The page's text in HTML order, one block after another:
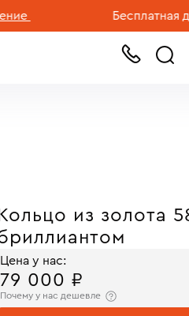
Бесплатная
Кольцо из золота
Цена у нас:
79 000 ₽
Почему у нас дешевле